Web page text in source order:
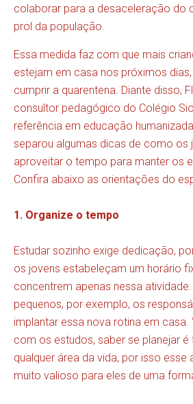
colaborar para a desaceleração do
prol da população.
Essa medida faz com que mais
estejam em casa nos próximos
cumprir a quarentena. Diante disso,
consultor pedagógico do Colégio
referência em educação
separou algumas dicas de como os
aproveitar o tempo para manter os
Confira abaixo as orientações do
1. Organize o tempo
Estudar sozinho exige dedicação,
os jovens estabeleçam um horário
concentrem apenas nessa
pequenos, por exemplo, os
implantar essa nova rotina em casa.
com os estudos, saber se planejar é
qualquer área da vida, por isso esse
muito valioso para eles de uma